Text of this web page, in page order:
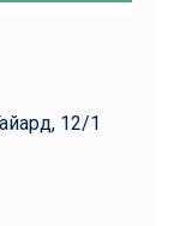
12/1